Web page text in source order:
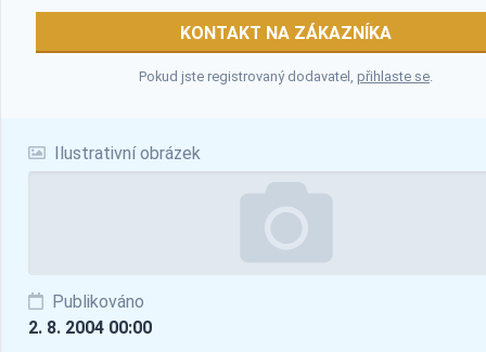
Ilustrativní obrázek
Publikováno
2. 8. 2004 00:00
KONTAKT NA ZÁKAZNÍKA
Pokud jste registrovaný dodavatel, přihlaste se.